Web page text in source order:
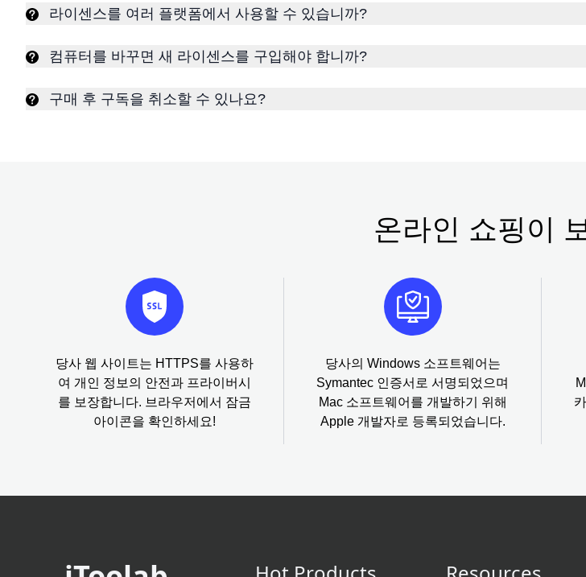
라이센스를 여러 플랫폼에서 사용할 수 있습니까?
컴퓨터를 바꾸면 새 라이센스를 구입해야 합니까?
구매 후 구독을 취소할 수 있나요?
온라인 쇼핑이
당사 웹 사이트는 HTTPS를 사용하
여 개인 정보의 안전과 프라이버시
를 보장합니다. 브라우저에서 잠금
아이콘을 확인하세요!
당사의 Windows 소프트웨어는
Symantec 인증서로 서명되었으며
Mac 소프트웨어를 개발하기 위해
Apple 개발자로 등록되었습니다.